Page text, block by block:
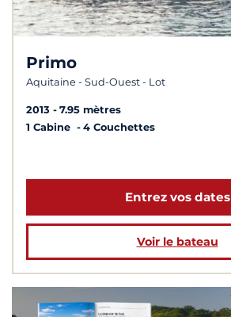
Primo
Aquitaine - Sud-Ouest - Lot
2013
7.95 mètres
1 Cabine
4 Couchettes
Entrez vos dates
Voir le bateau